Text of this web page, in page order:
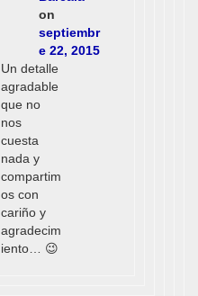
on
septiembr
e 22, 2015
Un detalle
agradable
que no
nos
cuesta
nada y
compartim
os con
cariño y
agradecim
iento… 😉